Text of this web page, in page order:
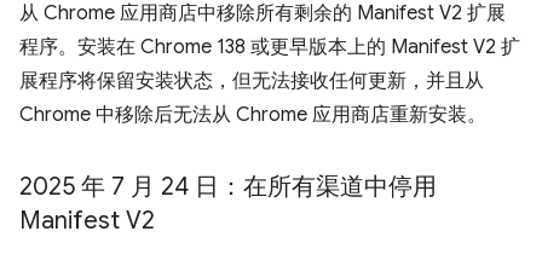
从 Chrome 应用商店中移除所有剩余的 Manifest V2 扩展
程序。安装在 Chrome 138 或更早版本上的 Manifest V2 扩
展程序将保留安装状态，但无法接收任何更新，并且从
Chrome 中移除后无法从 Chrome 应用商店重新安装。
2025 年 7 月 24 日：在所有渠道中停用
Manifest V2